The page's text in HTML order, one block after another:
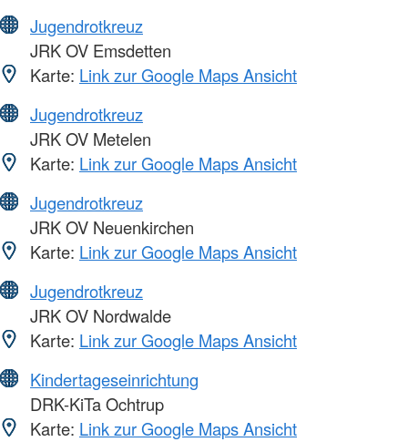
Jugendrotkreuz
JRK OV Emsdetten
Karte: Link zur Google Maps Ansicht
Jugendrotkreuz
JRK OV Metelen
Karte: Link zur Google Maps Ansicht
Jugendrotkreuz
JRK OV Neuenkirchen
Karte: Link zur Google Maps Ansicht
Jugendrotkreuz
JRK OV Nordwalde
Karte: Link zur Google Maps Ansicht
Kindertageseinrichtung
DRK-KiTa Ochtrup
Karte: Link zur Google Maps Ansicht